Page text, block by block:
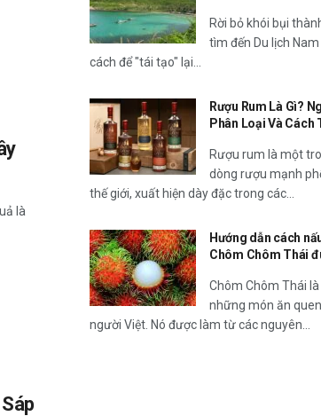
là
Rời bỏ khói bụi
tìm đến Du lịch
cách để "tái tạo" lại...
Rượu Rum Là Gì?
Phân Loại Và
Rượu rum là một
dòng rượu mạnh
thế giới, xuất hiện dày đặc trong các...
Hướng dẫn cách
Chôm Chôm Thái
Chôm Chôm Thái
những món ăn
người Việt. Nó được làm từ các nguyên...